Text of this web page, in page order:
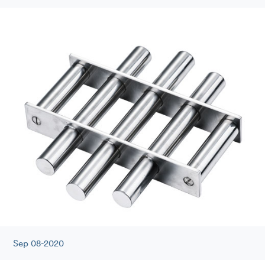
Sep 08-2020